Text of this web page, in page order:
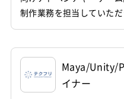
制作業務を担当していた
ンの作成から背景モデリ
容】 下記の業務を担って
おける背景オブジェクト
Maya/Unity/
イナー